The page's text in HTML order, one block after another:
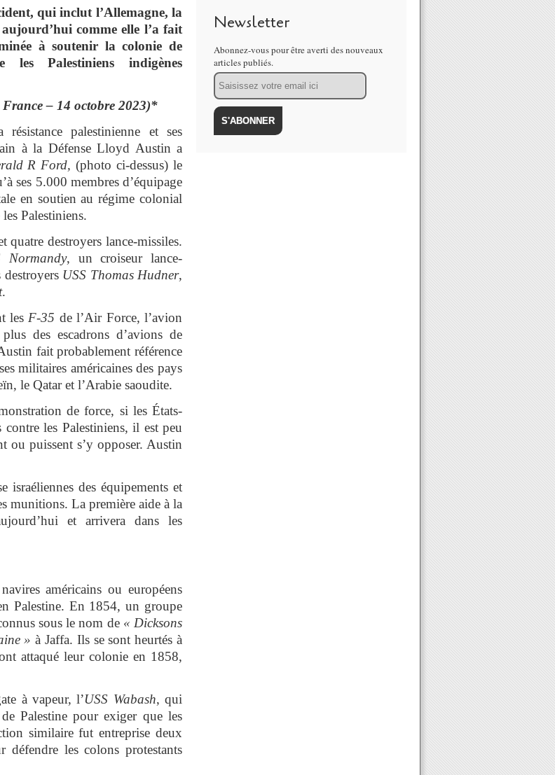
qui inclut l’Allemagne, la
comme elle l’a fait
à soutenir la colonie de
les Palestiniens indigènes
France – 14 octobre 2023)*
palestinienne et ses
à la Défense Lloyd Austin a
R Ford,(photo ci-dessus) le
ses 5.000 membres d’équipage
en soutien au régime colonial
Palestiniens.
quatre destroyers lance-missiles.
Normandy, un croiseur lance-
destroyers USS Thomas Hudner,
.
les F-35 de l’Air Force, l’avion
des escadrons d’avions de
fait probablement référence
militaires américaines des pays
le Qatar et l’Arabie saoudite.
de force, si les États-
les Palestiniens, il est peu
ou puissent s’y opposer. Austin
israéliennes des équipements et
munitions. La première aide à la
et arrivera dans les
américains ou européens
Palestine. En 1854, un groupe
sous le nom de« Dicksons
» à Jaffa. Ils se sont heurtés à
attaqué leur colonie en 1858,
à vapeur, l’USS Wabash, qui
Palestine pour exiger que les
similaire fut entreprise deux
défendre les colons protestants
Newsletter
Abonnez-vous pour être averti des nouveaux
articles publiés.
Email